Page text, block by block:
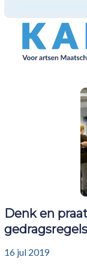
Denk en
gedragsregels
16 jul 2019